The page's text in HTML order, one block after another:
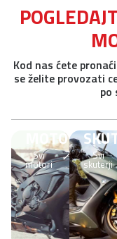
Kod nas ćete
se želite provozati
po
MOTORJ
Svi
motori
Svi
skuterji